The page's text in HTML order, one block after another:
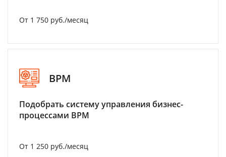
От 1 750 руб./месяц
BPM
Подобрать систему управления бизнес-
процессами BPM
От 1 250 руб./месяц